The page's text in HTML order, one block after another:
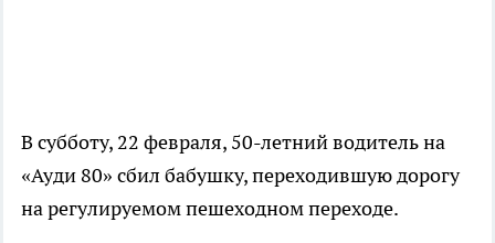
В субботу, 22 февраля, 50-летний водитель на
«Ауди 80» сбил бабушку, переходившую дорогу
на регулируемом пешеходном переходе.